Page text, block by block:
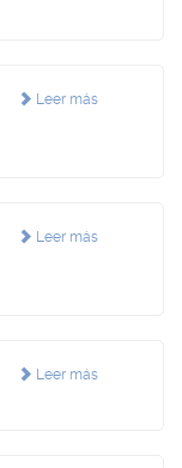
Leer más
Leer más
Leer más